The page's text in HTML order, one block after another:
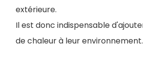
extérieure.
Il est donc indispensable
de chaleur à leur environnement.